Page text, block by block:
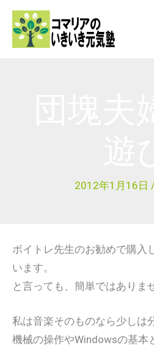
2012年1月16日
ボイトレ先生のお勧めで購入
います。
と言っても、簡単ではありま
私は音楽そのものなら少しは
機械の操作やWindowsの基本